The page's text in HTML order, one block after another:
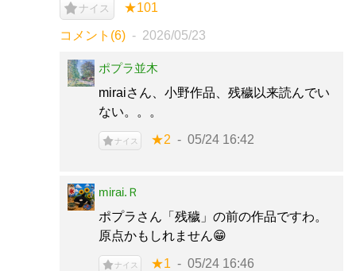
ナイス ★101
コメント(6) 2026/05/23
ポプラ並木
miraiさん、小野作品、残穢以来読んでい
ない。。。
ナイス ★2 05/24 16:42
mirai.Ｒ
ポプラさん「残穢」の前の作品ですわ。
原点かもしれません😁
ナイス ★1 05/24 16:46